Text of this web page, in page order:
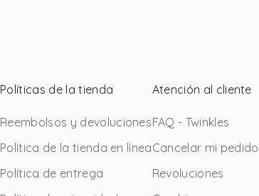
Políticas de la tienda
Reembolsos y devoluciones
Política de la tienda en línea
Política de entrega
Atención al cliente
FAQ - Twinkles
Cancelar mi pedido
Revoluciones